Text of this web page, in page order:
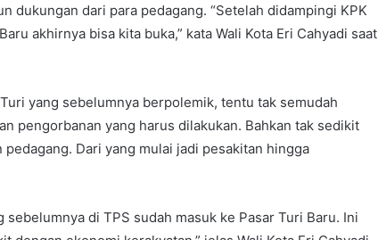
dukungan dari para pedagang. “Setelah didampingi KPK
akhirnya bisa kita buka,” kata Wali Kota Eri Cahyadi saat
yang sebelumnya berpolemik, tentu tak semudah
pengorbanan yang harus dilakukan. Bahkan tak sedikit
Dari yang mulai jadi pesakitan hingga
di TPS sudah masuk ke Pasar Turi Baru. Ini